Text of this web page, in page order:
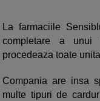
La farmaciile
completare a
procedeaza toate
Compania are insa
multe tipuri de